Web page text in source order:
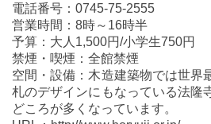
電話番号：0745-75-2555
営業時間：8時～16時半
予算：大人1,500円/小学生750円
禁煙・喫煙：全館禁煙
空間・設備：木造建築物では世界
札のデザインにもなっている法隆
どころが多くなっています。